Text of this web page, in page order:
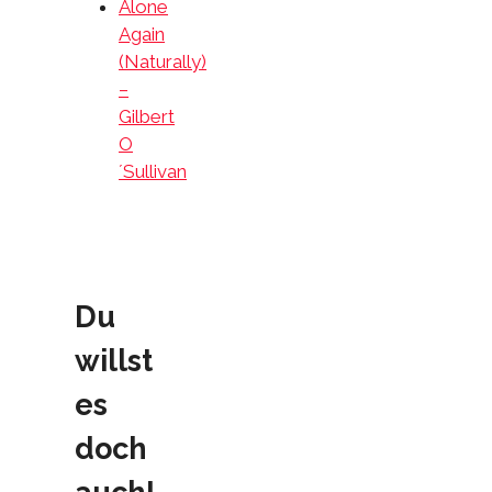
Alone
Again
(Naturally)
–
Gilbert
O
´Sullivan
Du
willst
es
doch